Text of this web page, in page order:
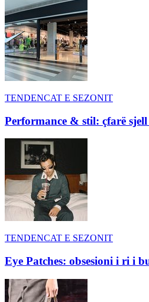
TENDENCAT E SEZONIT
Performance & stil: çfarë sjell
TENDENCAT E SEZONIT
Eye Patches: obsesioni i ri i